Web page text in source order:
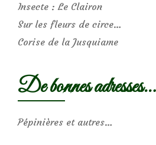
Insecte : Le Clairon
Sur les fleurs de circe…
Corise de la Jusquiame
De bonnes adresses…
Pépinières et autres…